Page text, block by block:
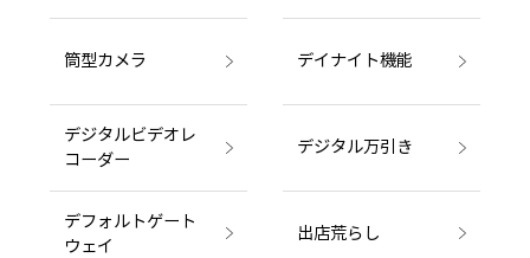
筒型カメラ デイナイト機能
デジタルビデオレ
コーダー
デジタル万引き
デフォルトゲート
ウェイ
出店荒らし